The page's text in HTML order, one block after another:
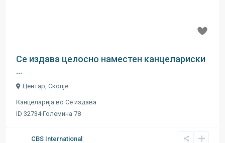
Се издава целосно наместен канцелариски
...
Центар Скопје
Канцеларија во Се издава
ID 32734·Големина 78
CBS International